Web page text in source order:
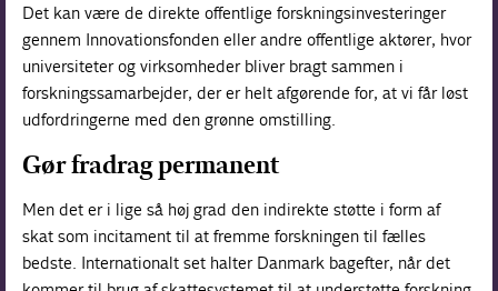
Det kan være de direkte offentlige forskningsinvesteringer
gennem Innovationsfonden eller andre offentlige aktører, hvor
universiteter og virksomheder bliver bragt sammen i
forskningssamarbejder, der er helt afgørende for, at vi får løst
udfordringerne med den grønne omstilling.
Gør fradrag permanent
Men det er i lige så høj grad den indirekte støtte i form af
skat som incitament til at fremme forskningen til fælles
bedste. Internationalt set halter Danmark bagefter, når det